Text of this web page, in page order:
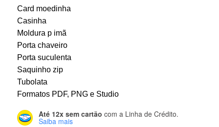
Card moedinha
Casinha
Moldura p imã
Porta chaveiro
Porta suculenta
Saquinho zip
Tubolata
Formatos PDF, PNG e Studio
Até 12x sem cartão com a Linha de Crédito.
Saiba mais